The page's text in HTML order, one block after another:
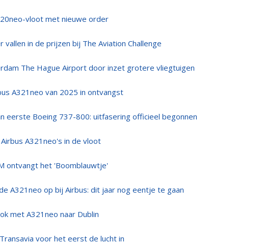
vloot met nieuwe order
vallen in de prijzen bij The Aviation Challenge
The Hague Airport door inzet grotere vliegtuigen
A321neo van 2025 in ontvangst
eerste Boeing 737-800: uitfasering officieel begonnen
A321neo's in de vloot
ontvangt het 'Boomblauwtje'
A321neo op bij Airbus: dit jaar nog eentje te gaan
met A321neo naar Dublin
voor het eerst de lucht in